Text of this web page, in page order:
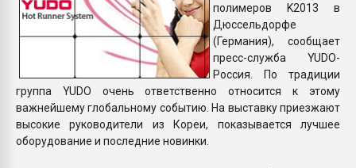
полимеров K2013 в
Дюссельдорфе
(Германия), сообщает
пресс-служба YUDO-
Россия. По традиции
группа YUDO очень ответственно относится к этому
важнейшему глобальному событию. На выставку приезжают
высокие руководители из Кореи, показывается лучшее
оборудование и последние новинки.